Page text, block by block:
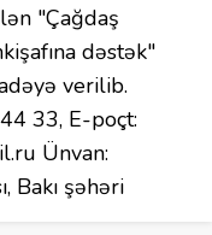
"Çağdaş
dəstək"
verilib.
33, E-poçt:
Ünvan:
Bakı şəhəri